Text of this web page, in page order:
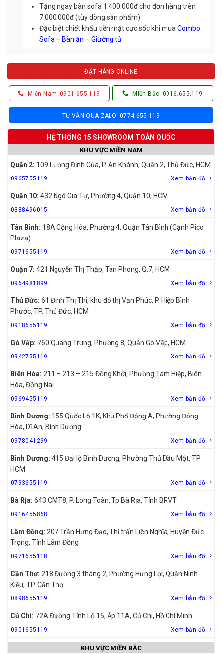
Tặng ngay bàn sofa 1.400.000đ cho đơn hàng trên
7.000.000đ (tùy dòng sản phẩm)
Đặc biệt chiết khấu tiền mặt cực sốc khi muaCombo
Sofa – Bàn ăn – Giường tủ
ĐẶT HÀNG ONLINE
Miền Nam: 0901.655.119 Miền Bắc: 0916.655.119
TƯ VẤN QUA ZALO: 0774.655.119
HỆ THỐNG 15 SHOWROOM TOÀN QUỐC
KHU VỰC MIỀN NAM
Quận 2: 109 Lương Định Của, P. An Khánh, Quận 2, Thủ Đức, HCM
0965755119 Xem bản đồ
Quận 10: 432 Ngô Gia Tự, Phường 4, Quận 10, HCM
0388496015 Xem bản đồ
Tân Bình: 18A Cộng Hòa, Phường 4, Quận Tân Bình (Cạnh Pico
Plaza)
0971655119 Xem bản đồ
Quận 7: 421 Nguyễn Thị Thập, Tân Phong, Q.7, HCM
0964981899 Xem bản đồ
Thủ Đức: 61 Đinh Thị Thi, khu đô thị Vạn Phúc, P. Hiệp Bình
Phước, TP. Thủ Đức, HCM
0918655119 Xem bản đồ
Gò Vấp: 760 Quang Trung, Phường 8, Quận Gò Vấp, HCM
0942755119 Xem bản đồ
Biên Hòa: 211 – 213 – 215 Đồng Khởi, Phường Tam Hiệp, Biên
Hòa, Đồng Nai
0969455119 Xem bản đồ
Bình Dương: 155 Quốc Lộ 1K, Khu Phố Đông A, Phường Đông
Hòa, Dĩ An, Bình Dương
0978041299 Xem bản đồ
Bình Dương: 415 Đại lộ Bình Dương, Phường Thủ Dầu Một, TP
HCM
0793655119 Xem bản đồ
Bà Rịa: 643 CMT8, P. Long Toàn, Tp Bà Rịa, Tỉnh BRVT
0916455868 Xem bản đồ
Lâm Đồng: 207 Trần Hưng Đạo, Thị trấn Liên Nghĩa, Huyện Đức
Trọng, Tỉnh Lâm Đồng
0971655118 Xem bản đồ
Cần Thơ: 218 Đường 3 tháng 2, Phường Hưng Lợi, Quận Ninh
Kiều, TP. Cần Thơ
0898655119 Xem bản đồ
Củ Chi: 72A Đường Tỉnh Lộ 15, Ấp 11A, Củ Chi, Hồ Chí Minh
0901655119 Xem bản đồ
KHU VỰC MIỀN BẮC